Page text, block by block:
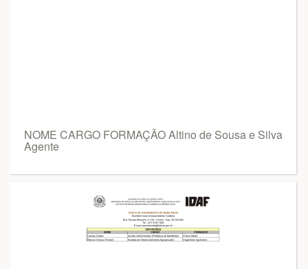
NOME CARGO FORMAÇÃO Altino de Sousa e Silva
Agente